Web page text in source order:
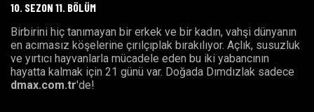
10. SEZON 11. BÖLÜM
Birbirini hiç tanımayan bir erkek ve bir kadın, vahşi dünyanın
en acımasız köşelerine çırılçıplak bırakılıyor. Açlık, susuzluk
ve yırtıcı hayvanlarla mücadele eden bu iki yabancının
hayatta kalmak için 21 günü var. Doğada Dımdızlak sadece
dmax.com.tr'de!